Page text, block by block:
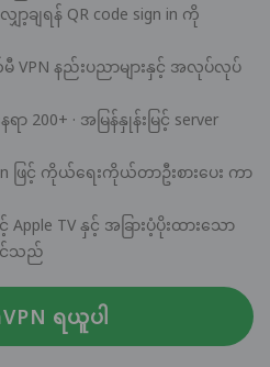
ာ့ချရန် QR code sign in ကို
VPN နည်းပညာများနှင့် အလုပ်လုပ်
200+ · အမြန်နှုန်းမြင့် server
ဖြင့် ကိုယ်ရေးကိုယ်တာဦးစားပေး ကာ
TV နှင့် အခြားပံ့ပိုးထားသော
င်သည်
ရယူပါ